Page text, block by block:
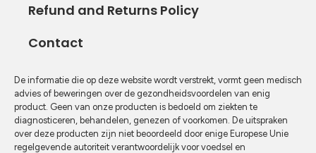
Refund and Returns Policy
Contact
De informatie die op deze website wordt verstrekt, vormt geen medisch
advies of beweringen over de gezondheidsvoordelen van enig
product. Geen van onze producten is bedoeld om ziekten te
diagnosticeren, behandelen, genezen of voorkomen. De uitspraken
over deze producten zijn niet beoordeeld door enige Europese Unie
regelgevende autoriteit verantwoordelijk voor voedsel en